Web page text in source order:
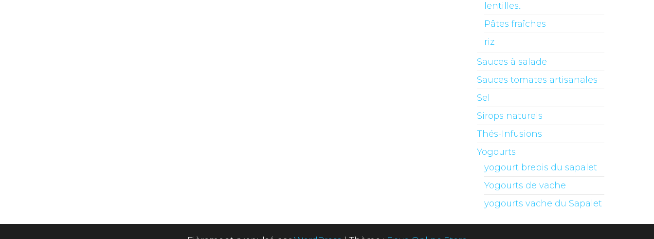
lentilles..
Pâtes fraîches
riz
Sauces à salade
Sauces tomates artisanales
Sel
Sirops naturels
Thés-Infusions
Yogourts
yogourt brebis du sapalet
Yogourts de vache
yogourts vache du Sapalet